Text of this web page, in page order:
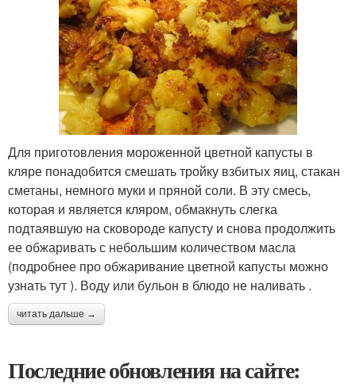
Для приготовления мороженной цветной капусты в
кляре понадобится смешать тройку взбитых яиц, стакан
сметаны, немного муки и пряной соли. В эту смесь,
которая и является кляром, обмакнуть слегка
подтаявшую на сковороде капусту и снова продолжить
ее обжаривать с небольшим количеством масла
(подробнее про обжаривание цветной капусты можно
узнать тут ). Воду или бульон в блюдо не наливать .
читать дальше →
Последние обновления на сайте: